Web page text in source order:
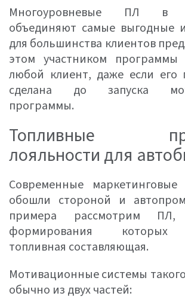
Многоуровневые ПЛ в
объединяют самые выгодные
для большинства клиентов
этом участником программы
любой клиент, даже если его
сделана до запуска
программы.
Топливные
лояльности для
Современные
обошли стороной и
примера рассмотрим
формирования которых
топливная составляющая.
Мотивационные системы
обычно из двух частей: